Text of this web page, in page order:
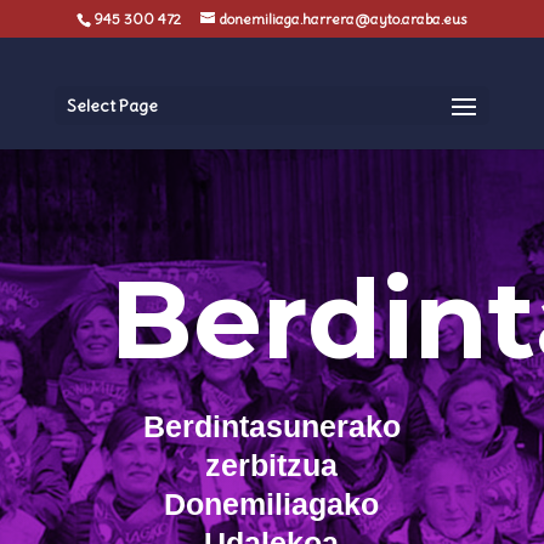
945 300 472 donemiliaga.harrera@ayto.araba.eus
Select Page
Berdintasunerako
zerbitzua
Donemiliagako